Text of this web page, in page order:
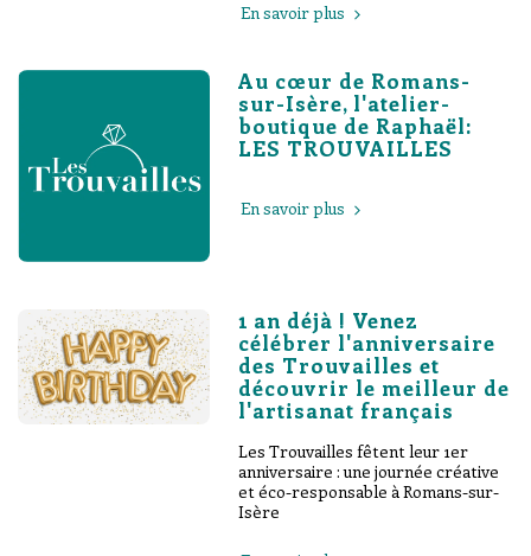
En savoir plus
Au cœur de Romans-
sur-Isère, l'atelier-
boutique de Raphaël:
LES TROUVAILLES
En savoir plus
1 an déjà ! Venez
célébrer l'anniversaire
des Trouvailles et
découvrir le meilleur de
l'artisanat français
Les Trouvailles fêtent leur 1er
anniversaire : une journée créative
et éco-responsable à Romans-sur-
Isère